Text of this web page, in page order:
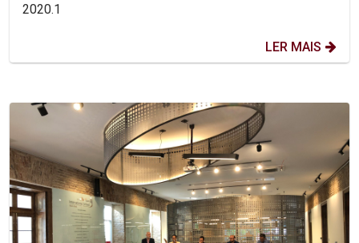
2020.1
LER MAIS